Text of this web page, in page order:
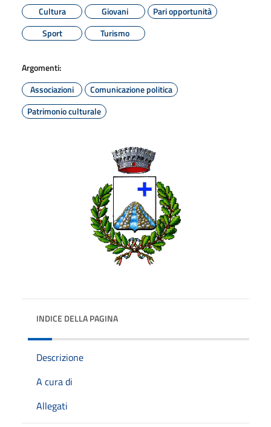
Cultura
Giovani
Pari opportunità
Sport
Turismo
Argomenti:
Associazioni
Comunicazione politica
Patrimonio culturale
INDICE DELLA PAGINA
Descrizione
A cura di
Allegati